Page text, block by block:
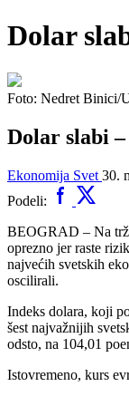
Dolar
Foto: Nedret Binici/
Dolar slabi
Ekonomija Svet 30.
Podeli:
BEOGRAD – Na
oprezno jer raste
najvećih svetskih
oscilirali.
Indeks dolara, koji
šest najvažnijih
odsto, na 104,01
Istovremeno, kurs